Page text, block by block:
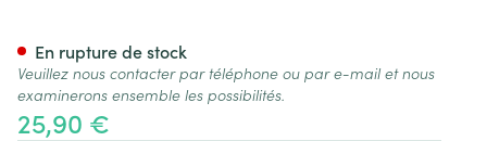
25,90 €
En rupture de stock
Veuillez nous contacter par téléphone ou par e-mail et nous
examinerons ensemble les possibilités.